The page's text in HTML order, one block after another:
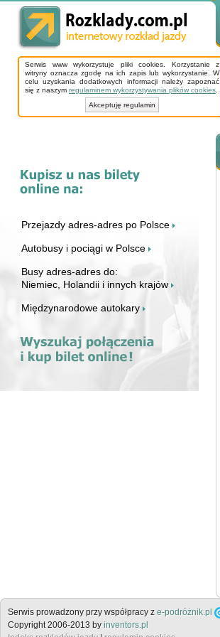
Serwis www wykorzystuje pliki cookies. Korzystanie z
witryny oznacza zgodę na ich zapis lub wykorzystanie. W
celu uzyskania dodatkowych informacji należy zapoznać
się z naszym regulaminem wykorzystywania plików cookies
Akceptuję regulamin
Przejazdy adres-adres po Polsce
Autobusy i pociągi w Polsce
Busy adres-adres do:
Niemiec, Holandii i innych krajów
Międzynarodowe autokary
Serwis prowadzony przy współpracy z e-podróżnik.pl
Copyright 2006-2013 by inventors.pl